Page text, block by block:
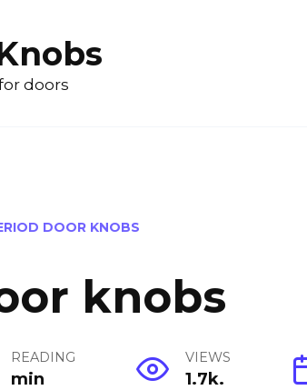
doors
DOOR KNOBS
knobs
READING
min
VIEWS
1.7k.